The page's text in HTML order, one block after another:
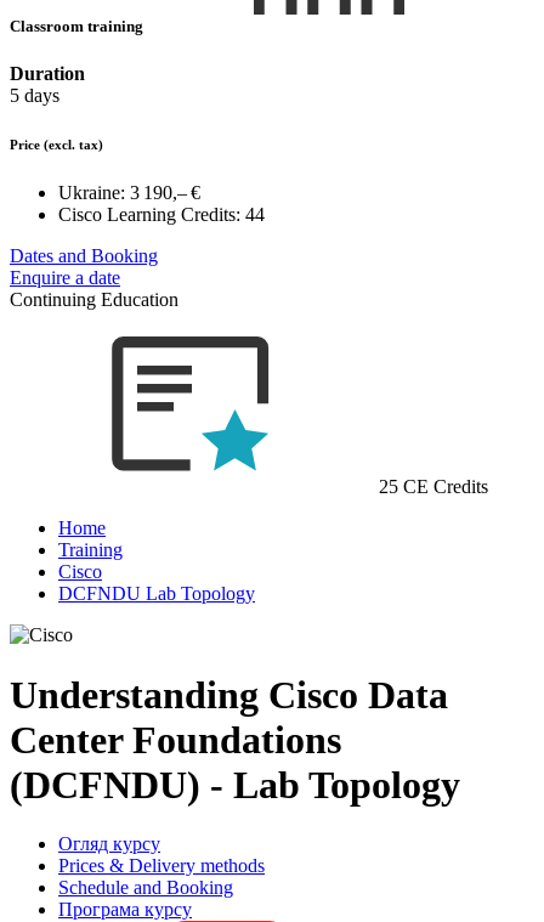
Classroom training
Duration
5 days
Price (excl. tax)
Ukraine: 3 190,– €
Cisco Learning Credits: 44
Dates and Booking
Enquire a date
Continuing Education
25 CE Credits
Home
Training
Cisco
DCFNDU Lab Topology
Understanding Cisco Data
Center Foundations
(DCFNDU) - Lab Topology
Огляд курсу
Prices & Delivery methods
Schedule and Booking
Програма курсу